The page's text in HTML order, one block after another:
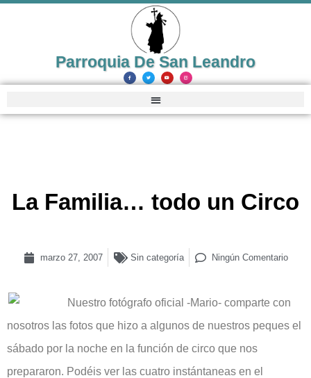
Parroquia De San Leandro
La Familia… todo un Circo
marzo 27, 2007 Sin categoría Ningún Comentario
Nuestro fotógrafo oficial -Mario- comparte con
nosotros las fotos que hizo a algunos de nuestros peques el
sábado por la noche en la función de circo que nos
prepararon. Podéis ver las cuatro instántaneas en el